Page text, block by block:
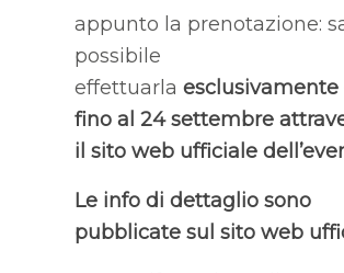
appunto la prenotazione:
possibile
effettuarla esclusivamente
fino al 24 settembre
il sito web ufficiale
Le info di dettaglio sono
pubblicate sul sito web